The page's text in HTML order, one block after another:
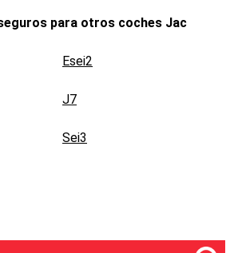
para otros coches Jac
Esei2
J7
Sei3